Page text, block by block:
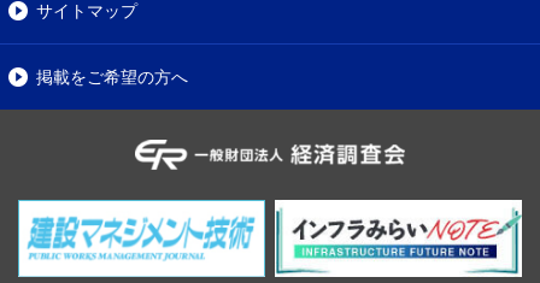
サイトマップ
掲載をご希望の方へ